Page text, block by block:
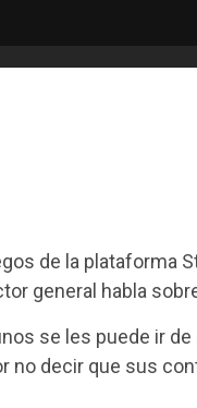
de la plataforma
general habla
se les puede ir
no decir que sus